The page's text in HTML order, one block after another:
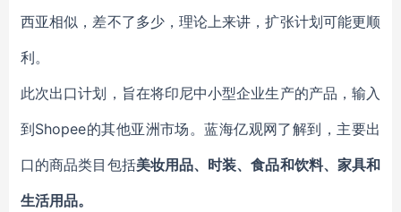
西亚相似，差不了多少，理论上来讲，扩张计划可能更顺
利。
此次出口计划，旨在将印尼中小型企业生产的产品，输入
到Shopee的其他亚洲市场。蓝海亿观网了解到，主要出
口的商品类目包括美妆用品、时装、食品和饮料、家具和
生活用品。